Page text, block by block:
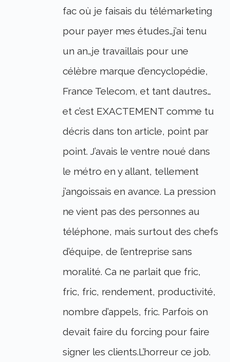
fac où je faisais du télémarketing
pour payer mes études…j’ai tenu
un an…je travaillais pour une
célèbre marque d’encyclopédie,
France Telecom, et tant dautres…
et c’est EXACTEMENT comme tu
décris dans ton article, point par
point. J’avais le ventre noué dans
le métro en y allant, tellement
j’angoissais en avance. La pression
ne vient pas des personnes au
téléphone, mais surtout des chefs
d’équipe, de l’entreprise sans
moralité. Ca ne parlait que fric,
fric, fric, rendement, productivité,
nombre d’appels, fric. Parfois on
devait faire du forcing pour faire
signer les clients.L’horreur ce job.